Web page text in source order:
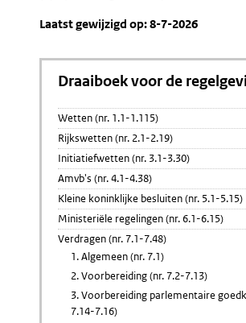
Laatst gewijzigd op: 8-7-2026
Draaiboek voor de
Wetten (nr. 1.1-1.115)
Rijkswetten (nr. 2.1-2.19)
Initiatiefwetten (nr. 3.1-3.30)
Amvb's (nr. 4.1-4.38)
Kleine koninklijke besluiten (nr. 5.1-5.15)
Ministeriële regelingen (nr. 6.1-6.15)
Verdragen (nr. 7.1-7.48)
1. Algemeen (nr. 7.1)
2. Voorbereiding (nr. 7.2-7.13)
3. Voorbereiding parlementaire
7.14-7.16)